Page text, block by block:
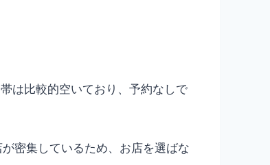
は比較的空いており、予約なしで
密集しているため、お店を選ばな